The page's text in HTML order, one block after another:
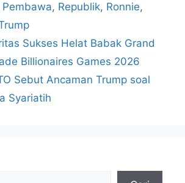
Pembawa, Republik, Ronnie,
Sukses Helat Babak Grand
Billionaires Games 2026
Sebut Ancaman Trump soal
Syariatih